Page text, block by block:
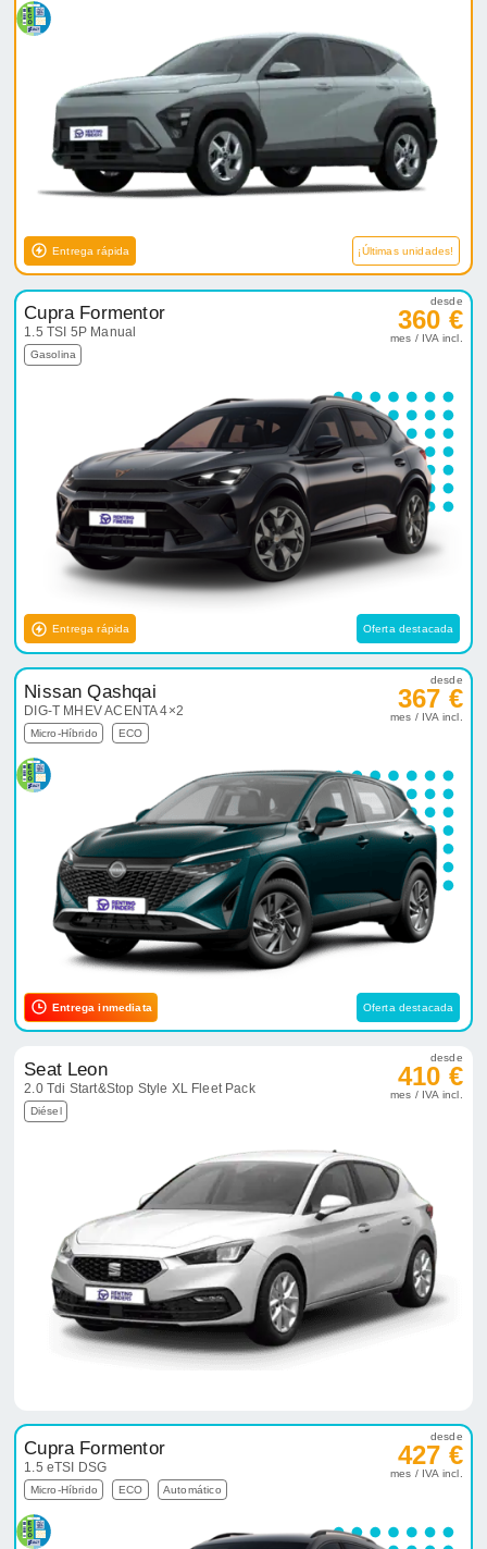
Entrega rápida ¡Últimas unidades!
Cupra Formentor
1.5 TSI 5P Manual
Gasolina
desde
360 €
mes / IVA incl.
Entrega rápida Oferta destacada
Nissan Qashqai
DIG-T MHEV ACENTA 4×2
Micro-Híbrido ECO
desde
367 €
mes / IVA incl.
Entrega inmediata Oferta destacada
Seat Leon
2.0 Tdi Start&Stop Style XL Fleet Pack
Diésel
desde
410 €
mes / IVA incl.
Cupra Formentor
1.5 eTSI DSG
Micro-Híbrido ECO Automático
desde
427 €
mes / IVA incl.